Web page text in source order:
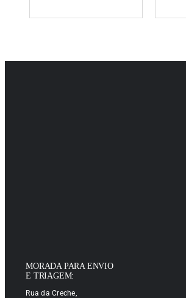
MORADA PARA ENVIO
E TRIAGEM:
Rua da Creche,